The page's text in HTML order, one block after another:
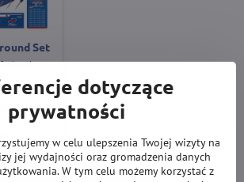
Set
dotyczące
prywatności
w celu ulepszenia Twojej wizyty na
jej wydajności oraz gromadzenia danych
W tym celu możemy korzystać z